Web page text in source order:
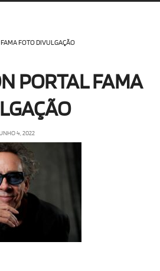
EU QUERO!
FOTO DIVULGAÇÃO
PORTAL FAMA
4, 2022